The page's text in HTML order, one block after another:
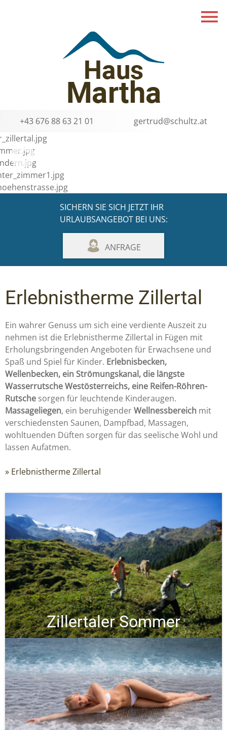
+43 676 88 63 21 01 gertrud@schultz.at
SICHERN SIE SICH JETZT IHR
URLAUBSANGEBOT BEI UNS:
ANFRAGE
Erlebnistherme Zillertal
Ein wahrer Genuss um sich eine verdiente Auszeit zu
nehmen ist die Erlebnistherme Zillertal in Fügen mit
Erholungsbringenden Angeboten für Erwachsene und
Spaß und Spiel für Kinder. Erlebnisbecken,
Wellenbecken, ein Strömungskanal, die längste
Wasserrutsche Westösterreichs, eine Reifen-Röhren-
Rutsche sorgen für leuchtende Kinderaugen.
Massageliegen, ein beruhigenderWellnessbereich mit
verschiedensten Saunen, Dampfbad, Massagen,
wohltuenden Düften sorgen für das seelische Wohl und
lassen Aufatmen.
» Erlebnistherme Zillertal
Zillertaler Sommer